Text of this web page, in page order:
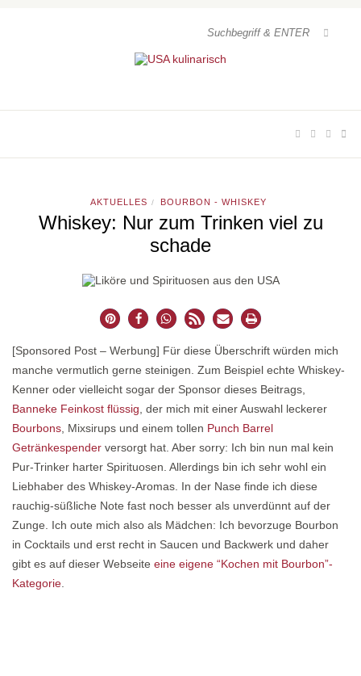
AKTUELLES / BOURBON - WHISKEY
Whiskey: Nur zum Trinken viel zu
schade
[Sponsored Post – Werbung] Für diese Überschrift würden mich
manche vermutlich gerne steinigen. Zum Beispiel echte Whiskey-
Kenner oder vielleicht sogar der Sponsor dieses Beitrags,
Banneke Feinkost flüssig, der mich mit einer Auswahl leckerer
Bourbons, Mixsirups und einem tollen Punch Barrel
Getränkespender versorgt hat. Aber sorry: Ich bin nun mal kein
Pur-Trinker harter Spirituosen. Allerdings bin ich sehr wohl ein
Liebhaber des Whiskey-Aromas. In der Nase finde ich diese
rauchig-süßliche Note fast noch besser als unverdünnt auf der
Zunge. Ich oute mich also als Mädchen: Ich bevorzuge Bourbon
in Cocktails und erst recht in Saucen und Backwerk und daher
gibt es auf dieser Webseite eine eigene “Kochen mit Bourbon”-
Kategorie.